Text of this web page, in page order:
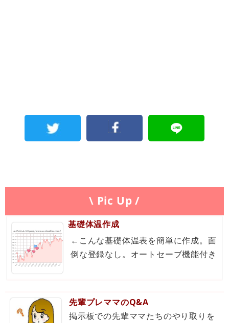
\ Pic Up /
基礎体温作成
←こんな基礎体温表を簡単に作成。面
倒な登録なし。オートセーブ機能付き
先輩プレママのQ&A
掲示板での先輩ママたちのやり取りを